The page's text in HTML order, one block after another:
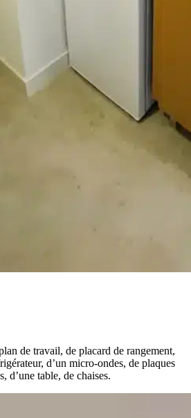
de travail, de placard de rangement,
d’un micro-ondes, de plaques
d’une table, de chaises.